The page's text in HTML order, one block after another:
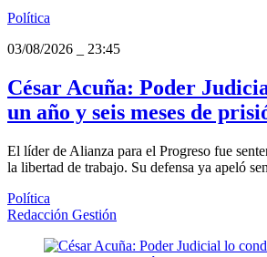
Política
03/08/2026
23:45
César Acuña: Poder
un año y seis meses de
El líder de Alianza para el Progreso fue
la libertad de trabajo. Su defensa ya apeló
Política
Redacción Gestión